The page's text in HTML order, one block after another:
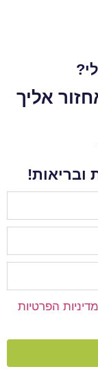
אליך
ובריאות!
מדיניות הפרטיות